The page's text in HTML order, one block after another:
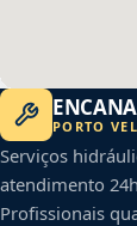
PORTO
Serviços
atendimento
Profissionais